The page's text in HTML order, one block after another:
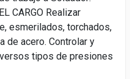
CARGO Realizar
esmerilados, torchados,
de acero. Controlar y
tipos de presiones